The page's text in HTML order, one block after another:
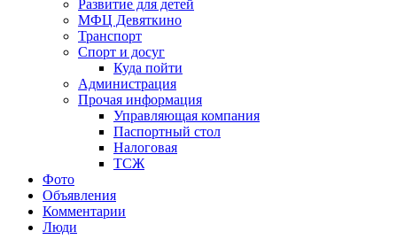
Развитие для детей
МФЦ Девяткино
Транспорт
Спорт и досуг
Куда пойти
Администрация
Прочая информация
Управляющая компания
Паспортный стол
Налоговая
ТСЖ
Фото
Объявления
Комментарии
Люди